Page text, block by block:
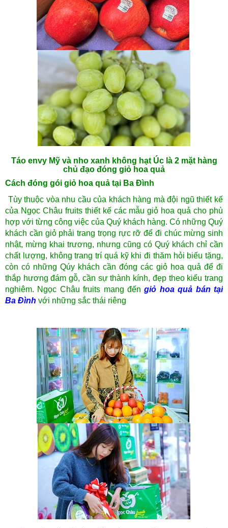
Táo envy Mỹ và nho xanh không hạt Úc là 2 mặt hàng
chủ đạo đóng giỏ hoa quả
Cách đóng gói giỏ hoa quả tại Ba Đình
Tùy thuộc vòa nhu cầu của khách hàng mà đội ngũ thiết kế
của Ngọc Châu fruits thiết kế các mẫu giỏ hoa quả cho phù
hợp với từng công việc của Quý khách hàng. Có những Quý
khách cần giỏ phải trang trọng rực rỡ để đi chúc mừng sinh
nhật, mừng khai trương, nhưng cũng có Quý khách chỉ cần
chất lượng, không trang trí quá kỹ khi đi thăm hỏi biếu tặng,
còn có những Qúy khách cần đóng các giỏ hoa quả để đi
thắp hương đám gỗ, cần sự thành kính, đẹp theo kiểu trang
nghiêm. Ngọc Châu fruits mang đếngiỏ hoa quả bán tại
Ba Đình với những sắc thái riêng